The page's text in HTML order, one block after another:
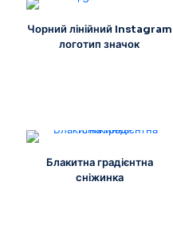
Чорний лінійний Instagram
логотип значок
Блакитна градієнтна
сніжинка